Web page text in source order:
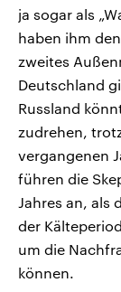
ja sogar als
haben ihm
zweites
Deutschland
Russland
zudrehen,
vergangenen
führen die
Jahres an, als
der
um die
können.